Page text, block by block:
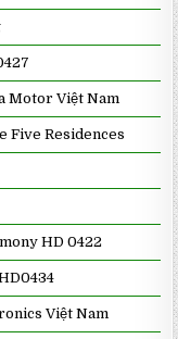
Motor Việt Nam
Five Residences
HD 0422
Việt Nam